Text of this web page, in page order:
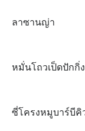
ลาซานญ่า
หมั่นโถวเป็ดปักกิ่ง
ซี่โครงหมูบาร์บีคิ